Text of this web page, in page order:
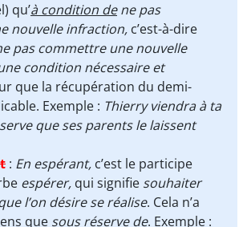
qu’à condition dene pas
nouvelle infraction, c’est-à-dire
pas commettre une nouvelle
condition nécessaire et
que la récupération du demi-
Exemple : Thierry viendra à ta
que ses parents le laissent
: En espérant, c’est le participe
espérer, qui signifie souhaiter
l’on désire se réalise. Cela n’a
que sous réserve de. Exemple :